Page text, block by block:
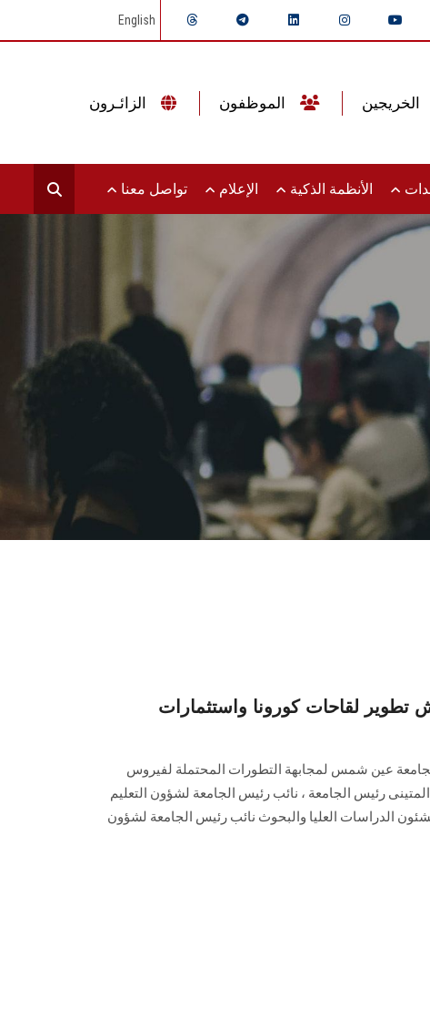
English
الأنظمة الذكية الإعلام تواصل معنا
لقاحات كورونا واستثمارات
عين شمس لمجابهة التطورات المحتملة لفيروس
رئيس الجامعة ، نائب رئيس الجامعة لشؤون التعليم
الدراسات العليا والبحوث نائب رئيس الجامعة لشؤون